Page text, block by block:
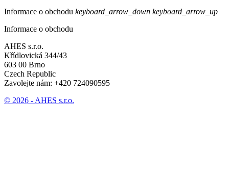
Informace o obchodu keyboard_arrow_down keyboard_arrow_up
Informace o obchodu
AHES s.r.o.
Křídlovická 344/43
603 00 Brno
Czech Republic
Zavolejte nám: +420 724090595
© 2026 - AHES s.r.o.